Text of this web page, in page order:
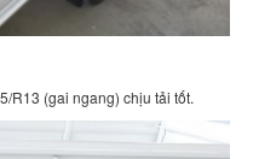
R13 (gai ngang) chịu tải tốt.